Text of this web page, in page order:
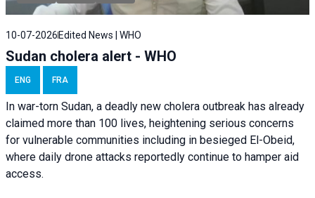
10-07-2026 Edited News | WHO
Sudan cholera alert - WHO
ENG FRA
In war-torn Sudan, a deadly new cholera outbreak has already
claimed more than 100 lives, heightening serious concerns
for vulnerable communities including in besieged El-Obeid,
where daily drone attacks reportedly continue to hamper aid
access.